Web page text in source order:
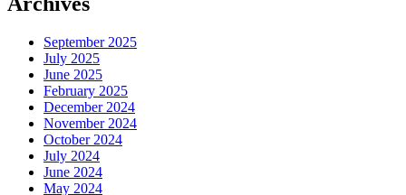
September 2025
July 2025
June 2025
February 2025
December 2024
November 2024
October 2024
July 2024
June 2024
May 2024